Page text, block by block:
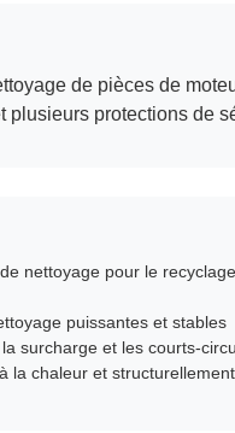
de pièces de
protections de
nettoyage pour le recyclage
puissantes et stables
surcharge et les courts-
la chaleur et